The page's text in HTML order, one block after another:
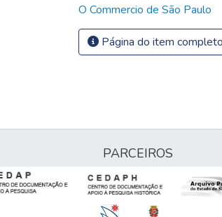
O Commercio de São Paulo
Página do item completo
PARCEIROS